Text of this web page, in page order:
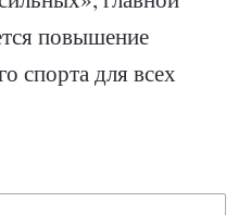
повышение
спорта для всех